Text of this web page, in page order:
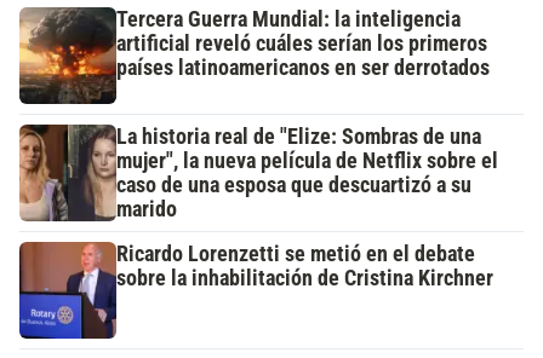
Tercera Guerra Mundial: la inteligencia
artificial reveló cuáles serían los primeros
países latinoamericanos en ser derrotados
La historia real de "Elize: Sombras de una
mujer", la nueva película de Netflix sobre el
caso de una esposa que descuartizó a su
marido
Ricardo Lorenzetti se metió en el debate
sobre la inhabilitación de Cristina Kirchner